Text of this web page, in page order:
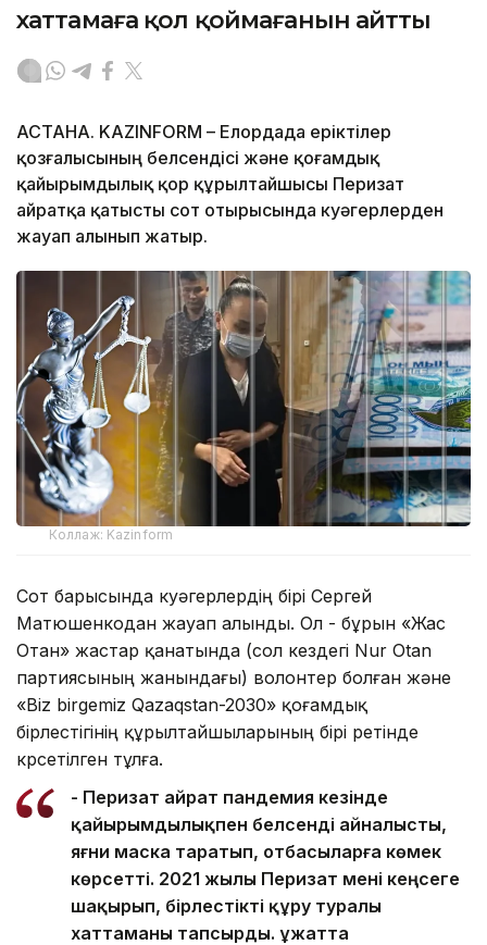
хаттамаға қол қоймағанын айтты
АСТАНА. KAZINFORM – Елордада еріктілер
қозғалысының белсендісі және қоғамдық
қайырымдылық қор құрылтайшысы Перизат
Қайратқа қатысты сот отырысында куәгерлерден
жауап алынып жатыр.
Коллаж: Kazinform
Сот барысында куәгерлердің бірі Сергей
Матюшенкодан жауап алынды. Ол - бұрын «Жас
Отан» жастар қанатында (сол кездегі Nur Otan
партиясының жанындағы) волонтер болған және
«Biz birgemiz Qazaqstan-2030» қоғамдық
бірлестігінің құрылтайшыларының бірі ретінде
көрсетілген тұлға.
- Перизат Қайрат пандемия кезінде
қайырымдылықпен белсенді айналысты,
яғни маска таратып, отбасыларға көмек
көрсетті. 2021 жылы Перизат мені кеңсеге
шақырып, бірлестікті құру туралы
хаттаманы тапсырды. Құжатта